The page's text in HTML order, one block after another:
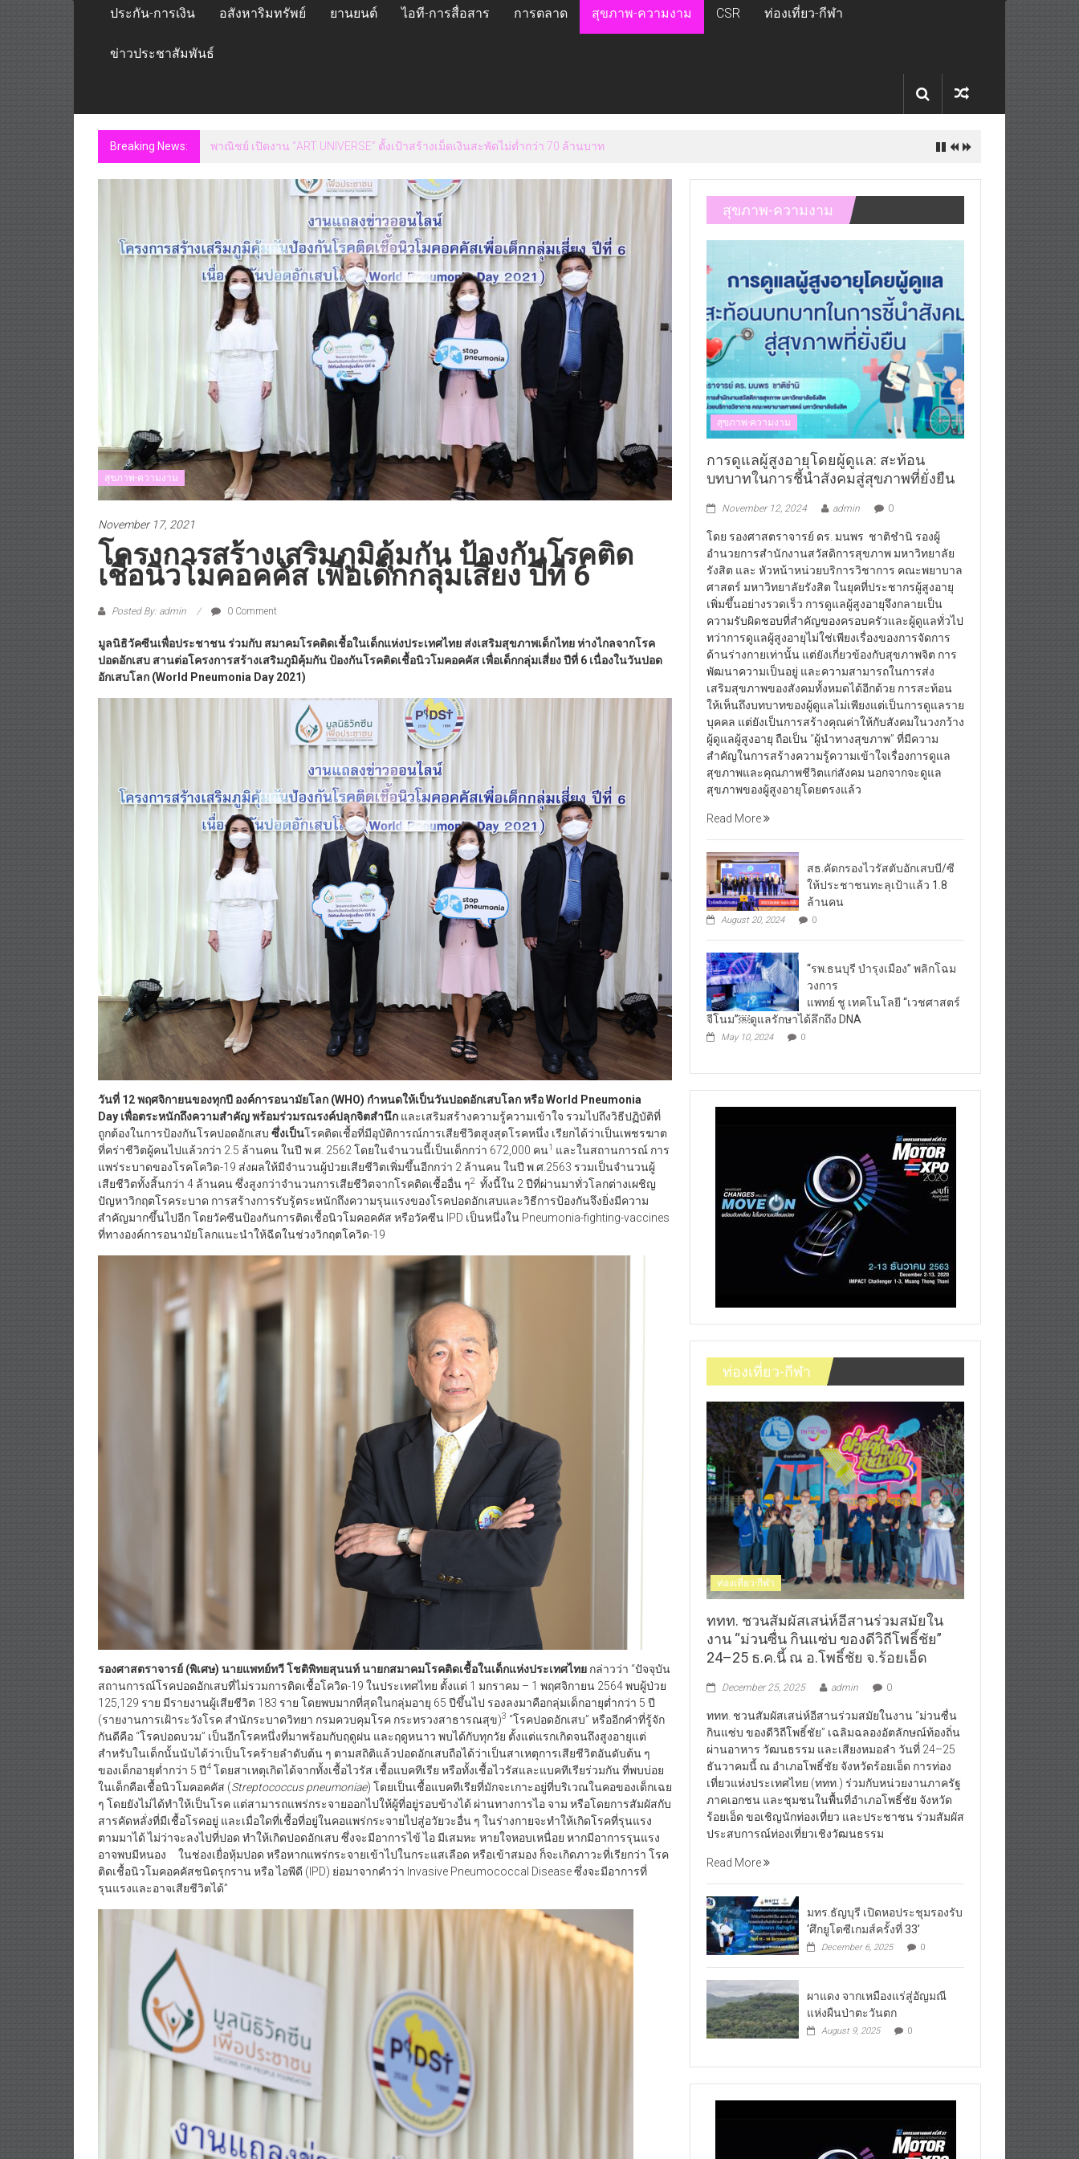
ประกัน-การเงิน อสังหาริมทรัพย์ ยานยนต์ ไอที-การสื่อสาร การตลาด สุขภาพ-ความงาม CSR ท่องเที่ยว-กีฬา
ข่าวประชาสัมพันธ์
Breaking News: Guangzhou Yinghao School Unveils Vision for Future-Ready Education
สุขภาพ-ความงาม
November 17, 2021
โครงการสร้างเสริมภูมิคุ้มกัน ป้องกันโรคติด
เชื้อนิวโมคอคคัส เพื่อเด็กกลุ่มเสี่ยง ปีที่ 6
Posted By: admin 0 Comment
มูลนิธิวัคซีนเพื่อประชาชน ร่วมกับ สมาคมโรคติดเชื้อในเด็กแห่งประเทศไทย ส่งเสริมสุขภาพเด็กไทย ห่างไกลจากโรค
ปอดอักเสบ สานต่อโครงการสร้างเสริมภูมิคุ้มกัน ป้องกันโรคติดเชื้อนิวโมคอคคัส เพื่อเด็กกลุ่มเสี่ยง ปีที่ 6 เนื่องในวันปอด
อักเสบโลก (World Pneumonia Day 2021)
วันที่ 12 พฤศจิกายนของทุกปี องค์การอนามัยโลก (WHO) กำหนดให้เป็นวันปอดอักเสบโลก หรือ World Pneumonia
Day เพื่อตระหนักถึงความสำคัญ พร้อมร่วมรณรงค์ปลุกจิตสำนึก และเสริมสร้างความรู้ความเข้าใจ รวมไปถึงวิธีปฏิบัติที่
ถูกต้องในการป้องกันโรคปอดอักเสบ ซึ่งเป็นโรคติดเชื้อที่มีอุบัติการณ์การเสียชีวิตสูงสุดโรคหนึ่ง เรียกได้ว่าเป็นเพชรฆาต
ที่คร่าชีวิตผู้คนไปแล้วกว่า 2.5 ล้านคน ในปี พ.ศ. 2562 โดยในจำนวนนี้เป็นเด็กกว่า 672,000 คน1 และในสถานการณ์ การ
แพร่ระบาดของโรคโควิด-19 ส่งผลให้มีจำนวนผู้ป่วยเสียชีวิตเพิ่มขึ้นอีกกว่า 2 ล้านคน ในปี พ.ศ.2563 รวมเป็นจำนวนผู้
เสียชีวิตทั้งสิ้นกว่า 4 ล้านคน ซึ่งสูงกว่าจำนวนการเสียชีวิตจากโรคติดเชื้ออื่น ๆ2 ทั้งนี้ใน 2 ปีที่ผ่านมาทั่วโลกต่างเผชิญ
ปัญหาวิกฤตโรคระบาด การสร้างการรับรู้ตระหนักถึงความรุนแรงของโรคปอดอักเสบและวิธีการป้องกันจึงยิ่งมีความ
สำคัญมากขึ้นไปอีก โดยวัคซีนป้องกันการติดเชื้อนิวโมคอคคัส หรือวัคซีน IPD เป็นหนึ่งใน Pneumonia-fighting-vaccines
ที่ทางองค์การอนามัยโลกแนะนำให้ฉีดในช่วงวิกฤตโควิด-19
รองศาสตราจารย์ (พิเศษ) นายแพทย์ทวี โชติพิทยสุนนท์ นายกสมาคมโรคติดเชื้อในเด็กแห่งประเทศไทย กล่าวว่า “ปัจจุบัน
สถานการณ์โรคปอดอักเสบที่ไม่รวมการติดเชื้อโควิด-19 ในประเทศไทย ตั้งแต่ 1 มกราคม – 1 พฤศจิกายน 2564 พบผู้ป่วย
125,129 ราย มีรายงานผู้เสียชีวิต 183 ราย โดยพบมากที่สุดในกลุ่มอายุ 65 ปีขึ้นไป รองลงมาคือกลุ่มเด็กอายุต่ำกว่า 5 ปี
(รายงานการเฝ้าระวังโรค สำนักระบาดวิทยา กรมควบคุมโรค กระทรวงสาธารณสุข)3 “โรคปอดอักเสบ” หรืออีกคำที่รู้จัก
กันดีคือ “โรคปอดบวม” เป็นอีกโรคหนึ่งที่มาพร้อมกับฤดูฝน และฤดูหนาว พบได้กับทุกวัย ตั้งแต่แรกเกิดจนถึงสูงอายุแต่
สำหรับในเด็กนั้นนับได้ว่าเป็นโรคร้ายลำดับต้น ๆ ตามสถิติแล้วปอดอักเสบถือได้ว่าเป็นสาเหตุการเสียชีวิตอันดับต้น ๆ
ของเด็กอายุต่ำกว่า 5 ปี4 โดยสาเหตุเกิดได้จากทั้งเชื้อไวรัส เชื้อแบคทีเรีย หรือทั้งเชื้อไวรัสและแบคทีเรียร่วมกัน ที่พบบ่อย
ในเด็กคือเชื้อนิวโมคอคคัส (Streptococcus pneumoniae) โดยเป็นเชื้อแบคทีเรียที่มักจะเกาะอยู่ที่บริเวณในคอของเด็กเฉย
ๆ โดยยังไม่ได้ทำให้เป็นโรค แต่สามารถแพร่กระจายออกไปให้ผู้ที่อยู่รอบข้างได้ ผ่านทางการไอ จาม หรือโดยการสัมผัสกับ
สารคัดหลั่งที่มีเชื้อโรคอยู่ และเมื่อใดที่เชื้อที่อยู่ในคอแพร่กระจายไปสู่อวัยวะอื่น ๆ ในร่างกายจะทำให้เกิดโรคที่รุนแรง
ตามมาได้ ไม่ว่าจะลงไปที่ปอด ทำให้เกิดปอดอักเสบ ซึ่งจะมีอาการไข้ ไอ มีเสมหะ หายใจหอบเหนื่อย หากมีอาการรุนแรง
อาจพบมีหนอง ในช่องเยื่อหุ้มปอด หรือหากแพร่กระจายเข้าไปในกระแสเลือด หรือเข้าสมอง ก็จะเกิดภาวะที่เรียกว่า โรค
ติดเชื้อนิวโมคอคคัสชนิดรุกราน หรือ ไอพีดี (IPD) ย่อมาจากคำว่า Invasive Pneumococcal Disease ซึ่งจะมีอาการที่
รุนแรงและอาจเสียชีวิตได้”
สุขภาพ-ความงาม
สุขภาพ-ความงาม
การดูแลผู้สูงอายุโดยผู้ดูแล: สะท้อน
บทบาทในการชี้นำสังคมสู่สุขภาพที่ยั่งยืน
November 12, 2024 admin 0
โดย รองศาสตราจารย์ ดร. มนพร ชาติชำนิ รองผู้
อำนวยการสำนักงานสวัสดิการสุขภาพ มหาวิทยาลัย
รังสิต และ หัวหน้าหน่วยบริการวิชาการ คณะพยาบาล
ศาสตร์ มหาวิทยาลัยรังสิต ในยุคที่ประชากรผู้สูงอายุ
เพิ่มขึ้นอย่างรวดเร็ว การดูแลผู้สูงอายุจึงกลายเป็น
ความรับผิดชอบที่สำคัญของครอบครัวและผู้ดูแลทั่วไป
ทว่าการดูแลผู้สูงอายุไม่ใช่เพียงเรื่องของการจัดการ
ด้านร่างกายเท่านั้น แต่ยังเกี่ยวข้องกับสุขภาพจิต การ
พัฒนาความเป็นอยู่ และความสามารถในการส่ง
เสริมสุขภาพของสังคมทั้งหมดได้อีกด้วย การสะท้อน
ให้เห็นถึงบทบาทของผู้ดูแลไม่เพียงแต่เป็นการดูแลราย
บุคคล แต่ยังเป็นการสร้างคุณค่าให้กับสังคมในวงกว้าง
ผู้ดูแลผู้สูงอายุ ถือเป็น “ผู้นำทางสุขภาพ” ที่มีความ
สำคัญในการสร้างความรู้ความเข้าใจเรื่องการดูแล
สุขภาพและคุณภาพชีวิตแก่สังคม นอกจากจะดูแล
สุขภาพของผู้สูงอายุโดยตรงแล้ว
Read More
สธ.คัดกรองไวรัสตับอักเสบบี/ซี
ให้ประชาชนทะลุเป้าแล้ว 1.8
ล้านคน
August 20, 2024 0
“รพ.ธนบุรี บำรุงเมือง” พลิกโฉม
วงการ
แพทย์ ชู เทคโนโลยี “เวชศาสตร์
จีโนม”￼ดูแลรักษาได้ลึกถึง DNA
May 10, 2024 0
ท่องเที่ยว-กีฬา
ท่องเที่ยว-กีฬา
ททท. ชวนสัมผัสเสน่ห์อีสานร่วมสมัยใน
งาน “ม่วนซื่น กินแซ่บ ของดีวิถีโพธิ์ชัย”
24–25 ธ.ค.นี้ ณ อ.โพธิ์ชัย จ.ร้อยเอ็ด
December 25, 2025 admin 0
ททท. ชวนสัมผัสเสน่ห์อีสานร่วมสมัยในงาน “ม่วนซื่น
กินแซ่บ ของดีวิถีโพธิ์ชัย” เฉลิมฉลองอัตลักษณ์ท้องถิ่น
ผ่านอาหาร วัฒนธรรม และเสียงหมอลำ วันที่ 24–25
ธันวาคมนี้ ณ อำเภอโพธิ์ชัย จังหวัดร้อยเอ็ด การท่อง
เที่ยวแห่งประเทศไทย (ททท.) ร่วมกับหน่วยงานภาครัฐ
ภาคเอกชน และชุมชนในพื้นที่อำเภอโพธิ์ชัย จังหวัด
ร้อยเอ็ด ขอเชิญนักท่องเที่ยว และประชาชน ร่วมสัมผัส
ประสบการณ์ท่องเที่ยวเชิงวัฒนธรรม
Read More
มทร.ธัญบุรี เปิดหอประชุมรองรับ
‘ศึกยูโดซีเกมส์ครั้งที่ 33’
December 6, 2025 0
ผาแดง จากเหมืองแร่สู่อัญมณี
แห่งผืนป่าตะวันตก
August 9, 2025 0